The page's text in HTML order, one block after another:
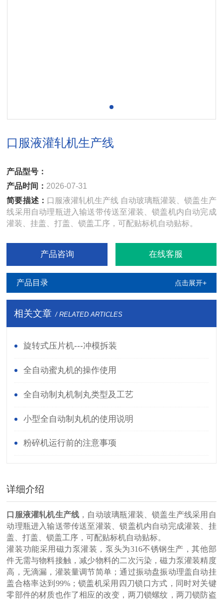
口服液灌轧机生产线
产品型号：
产品时间： 2026-07-31
简要描述： 口服液灌轧机生产线 自动玻璃瓶灌装、锁盖生产
线采用自动理瓶进入输送带传送至灌装、锁盖机内自动完成
灌装、挂盖、打盖、锁盖工序，可配贴标机自动贴标。
产品咨询 在线客服
产品目录 点击展开+
相关文章 / RELATED ARTICLES
旋转式压片机---冲模拆装
全自动蜜丸机的操作使用
全自动制丸机制丸类型及工艺
小型全自动制丸机的使用说明
粉碎机运行前的注意事项
详细介绍
口服液灌轧机生产线 ，自动玻璃瓶灌装、锁盖生产线采用自
动理瓶进入输送带传送至灌装、锁盖机内自动完成灌装、挂
盖、打盖、锁盖工序，可配贴标机自动贴标。
灌装功能采用磁力泵灌装，泵头为316不锈钢生产，其他部
件无需与物料接触，减少物料的二次污染，磁力泵灌装精度
高，无滴漏，灌装量调节简单；通过振动盘振动理盖自动挂
盖合格率达到99%；锁盖机采用四刀锁口方式，同时对关键
零部件的材质也作了相应的改变，两刀锁螺纹，两刀锁防盗